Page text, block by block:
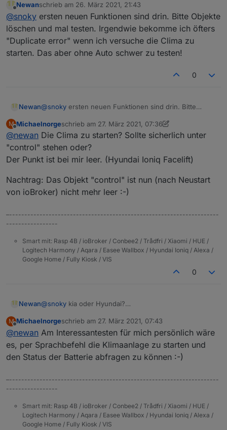
Kia eNiro hab ich.
Für mich und sicher für alle anderen auch ist der SoC
der interessanteste Wert beim Elektro, da man ja die
Ladeinfrastruktur einbinden möchte.
Gibt es eine Möglichkeit raus zu bekommen, welche
Daten man über die API bekommen kann und was man
Ich denke da so an Vorklimatisierung im Sommer und im
denke ich mal wird dieser Wert wahrscheinlich auch
nicht über die API kommen. Wobei es den
Kilometerstand dort auch nicht gibt und den hast du ja
schon im Adapter
Gruß
Offline
Newanschrieb am 26. März 2021, 21:43
zuletzt editiert von
@snoky ersten neuen Funktionen sind drin. Bitte Objekte
löschen und mal testen. Irgendwie bekomme ich öfters
"Duplicate error" wenn ich versuche die Clima zu
starten. Das aber ohne Auto schwer zu testen!
0
Newan@snoky ersten neuen Funktionen sind drin. Bitte
ich öfters "Duplicate error" wenn ich versuche die
Clima zu starten. Das aber ohne Auto schwer zu
testen!
M Michaelnorgeschrieb am 27. März 2021, 07:36
zuletzt editiert von Michaelnorge
@newan Die Clima zu starten? Sollte sicherlich unter
"control" stehen oder?
Der Punkt ist bei mir leer. (Hyundai Ioniq Facelift)
Nachtrag: Das Objekt "control" ist nun (nach Neustart
von ioBroker) nicht mehr leer :-)
–---------------------------------------------------------------------
-----------------
Smart mit: Rasp 4B / ioBroker / Conbee2 / Trådfri / Xiaomi / HUE /
Logitech Harmony / Aqara / Easee Wallbox / Hyundai Ioniq / Alexa /
Google Home / Fully Kiosk / VIS
0
Newan@snoky kia oder Hyundai?
es Max 200 Anfragen pro Tag.
Naja es kann ja jeder einstellen im Adapter wieviele
Anfragen pro Tag gestellt werden.
Welche Daten sind für euch am interessantesten, dann
kommen die mit prio!
Gruß
M
Offline
Michaelnorgeschrieb am 27. März 2021, 07:43
zuletzt editiert von
@newan Am Interessantesten für mich persönlich wäre
es, per Sprachbefehl die Klimaanlage zu starten und
den Status der Batterie abfragen zu können :-)
–---------------------------------------------------------------------
-----------------
Smart mit: Rasp 4B / ioBroker / Conbee2 / Trådfri / Xiaomi / HUE /
Logitech Harmony / Aqara / Easee Wallbox / Hyundai Ioniq / Alexa /
Google Home / Fully Kiosk / VIS